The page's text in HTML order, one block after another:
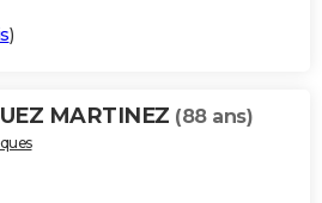
)
MARTINEZ (88 ans)